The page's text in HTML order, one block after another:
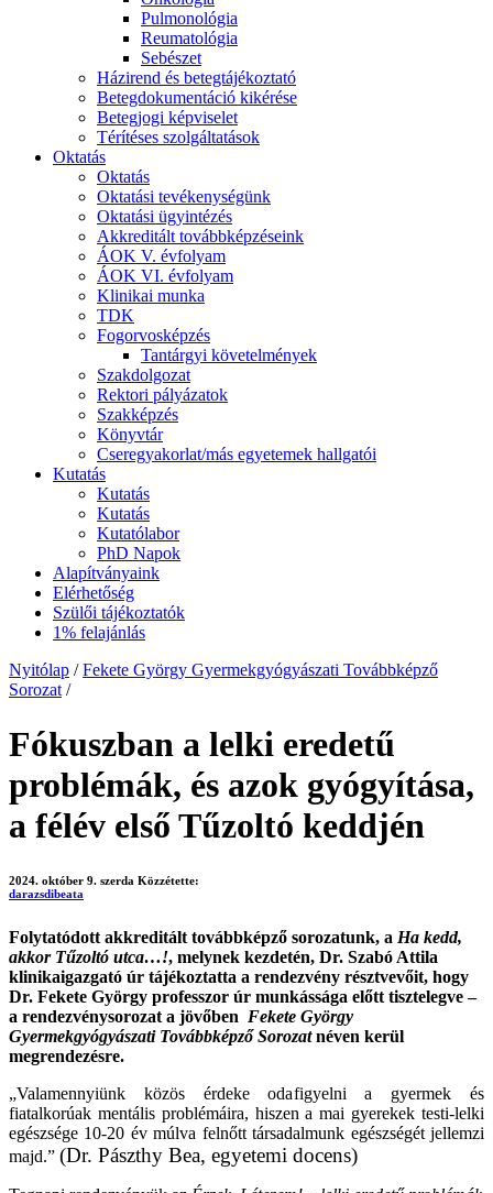
Pulmonológia
Reumatológia
Sebészet
Házirend és betegtájékoztató
Betegdokumentáció kikérése
Betegjogi képviselet
Térítéses szolgáltatások
Oktatás
Oktatás
Oktatási tevékenységünk
Oktatási ügyintézés
Akkreditált továbbképzéseink
ÁOK V. évfolyam
ÁOK VI. évfolyam
Klinikai munka
TDK
Fogorvosképzés
Tantárgyi követelmények
Szakdolgozat
Rektori pályázatok
Szakképzés
Könyvtár
Cseregyakorlat/más egyetemek hallgatói
Kutatás
Kutatás
Kutatás
Kutatólabor
PhD Napok
Alapítványaink
Elérhetőség
Szülői tájékoztatók
1% felajánlás
Nyitólap / Fekete György Gyermekgyógyászati Továbbképző
Sorozat /
Fókuszban a lelki eredetű
problémák, és azok gyógyítása,
a félév első Tűzoltó keddjén
2024. október 9. szerda Közzétette:
darazsdibeata
Folytatódott akkreditált továbbképző sorozatunk, a Ha kedd,
akkor Tűzoltó utca…!, melynek kezdetén, Dr. Szabó Attila
klinikaigazgató úr tájékoztatta a rendezvény résztvevőit, hogy
Dr. Fekete György professzor úr munkássága előtt tisztelegve –
a rendezvénysorozat a jövőben Fekete György
Gyermekgyógyászati Továbbképző Sorozatnéven kerül
megrendezésre.
„Valamennyiünk közös érdeke odafigyelni a gyermek és
fiatalkorúak mentális problémáira, hiszen a mai gyerekek testi-lelki
egészsége 10-20 év múlva felnőtt társadalmunk egészségét jellemzi
majd.” (Dr. Pászthy Bea, egyetemi docens)